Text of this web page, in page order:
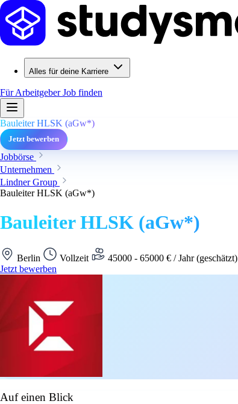
Alles für deine Karriere
Für ArbeitgeberJob finden
Bauleiter HLSK (aGw*)
Jetzt bewerben
Jobbörse
Unternehmen
Lindner Group
Bauleiter HLSK (aGw*)
Bauleiter HLSK (aGw*)
Berlin Vollzeit 45000 - 65000 € / Jahr (geschätzt)
Jetzt bewerben
Auf einen Blick